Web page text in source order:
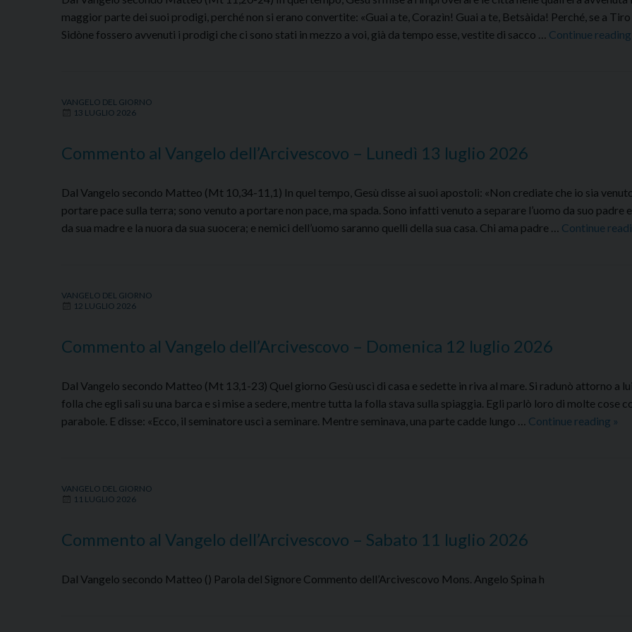
maggior parte dei suoi prodigi, perché non si erano convertite: «Guai a te, Corazìn! Guai a te, Betsàida! Perché, se a Tiro
Sidòne fossero avvenuti i prodigi che ci sono stati in mezzo a voi, già da tempo esse, vestite di sacco … Continue
VANGELO DEL GIORNO
13 LUGLIO 2026
Commento al Vangelo dell’Arcivescovo – Lunedì 13 luglio 2026
Dal Vangelo secondo Matteo (Mt 10,34-11,1) In quel tempo, Gesù disse ai suoi apostoli: «Non crediate che io sia
portare pace sulla terra; sono venuto a portare non pace, ma spada. Sono infatti venuto a separare l’uomo da suo padre
da sua madre e la nuora da sua suocera; e nemici dell’uomo saranno quelli della sua casa. Chi ama padre … Continue
VANGELO DEL GIORNO
12 LUGLIO 2026
Commento al Vangelo dell’Arcivescovo – Domenica 12 luglio 2026
Dal Vangelo secondo Matteo (Mt 13,1-23) Quel giorno Gesù uscì di casa e sedette in riva al mare. Si radunò attorno a
folla che egli salì su una barca e si mise a sedere, mentre tutta la folla stava sulla spiaggia. Egli parlò loro di molte cose
parabole. E disse: «Ecco, il seminatore uscì a seminare. Mentre seminava, una parte cadde lungo … Continue reading »
VANGELO DEL GIORNO
11 LUGLIO 2026
Commento al Vangelo dell’Arcivescovo – Sabato 11 luglio 2026
Dal Vangelo secondo Matteo () Parola del Signore Commento dell’Arcivescovo Mons. Angelo Spina h